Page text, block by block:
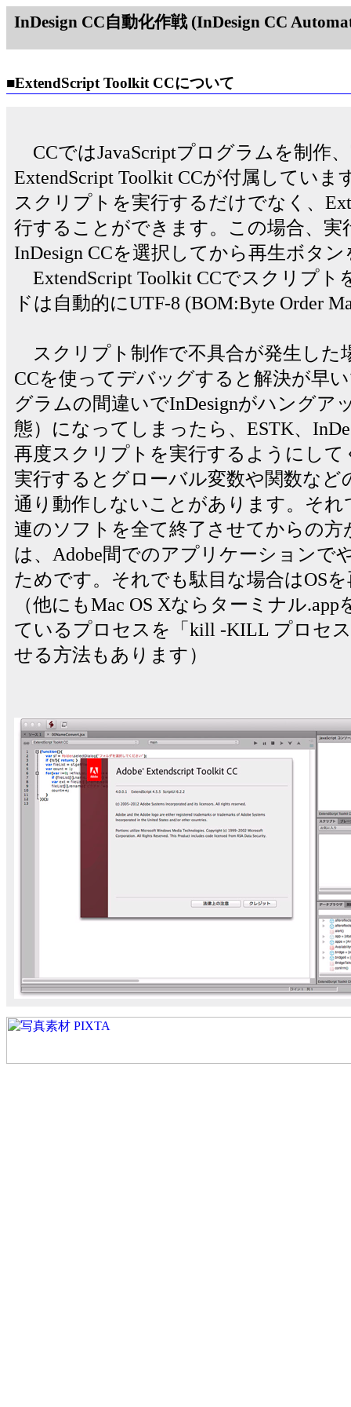
InDesign CC自動化作戦 (InDesign CC
■ExtendScript Toolkit CCについて
CCではJavaScriptプログラムを制作
ExtendScript Toolkit CCが付属していま
スクリプトを実行するだけでなく、
行することができます。この場合、
InDesign CCを選択してから再生ボタ
ExtendScript Toolkit CCでスクリプト
ドは自動的にUTF-8 (BOM:Byte Order
スクリプト制作で不具合が発生した
CCを使ってデバッグすると解決が早
グラムの間違いでInDesignがハングア
態）になってしまったら、ESTK、
再度スクリプトを実行するようにし
実行するとグローバル変数や関数な
通り動作しないことがあります。それ
連のソフトを全て終了させてからの
は、Adobe間でのアプリケーションで
ためです。それでも駄目な場合はOS
（他にもMac OS Xならターミナル
ているプロセスを「kill -KILL プロセ
せる方法もあります）